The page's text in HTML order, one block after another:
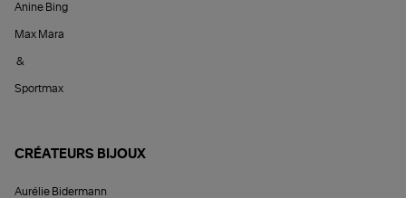
Anine Bing
Max Mara
&
Sportmax
CRÉATEURS BIJOUX
Aurélie Bidermann